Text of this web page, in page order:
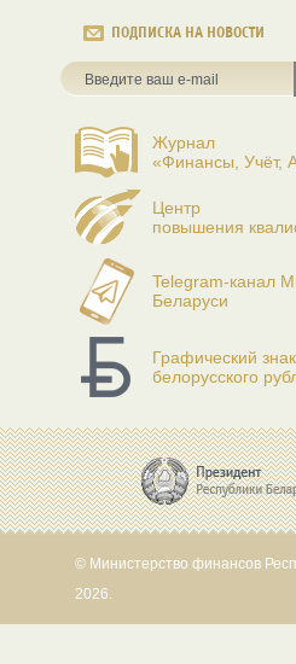
ПОДПИСКА НА НОВОСТИ
Журнал
«Финансы, Учёт,
Центр
повышения
Telegram-канал
Беларуси
Графический знак
белорусского
© Министерство финансов
2026.